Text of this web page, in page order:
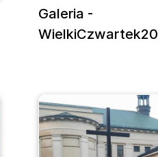
Galeria -